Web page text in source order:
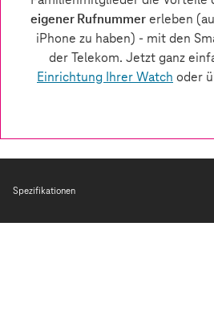
Spezifikationen